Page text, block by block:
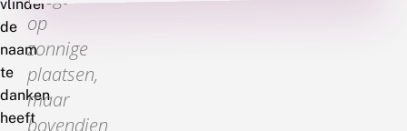
vlinder
de
naam
te
danken
heeft
op
zonnige
plaatsen,
maar
bovendien